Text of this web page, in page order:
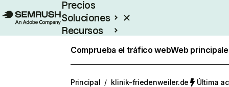
Precios
Soluciones
Recursos
Comprueba el tráfico webWeb
Principal / klinik-friedenweiler.de Última